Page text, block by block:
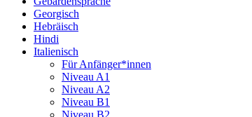
Georgisch
Hebräisch
Hindi
Italienisch
Für Anfänger*innen
Niveau A1
Niveau A2
Niveau B1
Niveau B2